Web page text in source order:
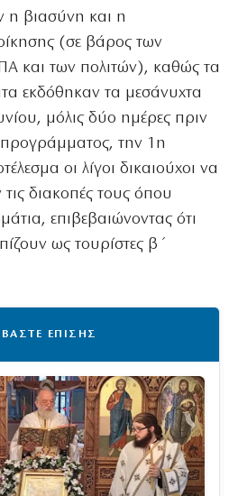
η βιασύνη και η
(σε βάρος των
και των πολιτών), καθώς τα
εκδόθηκαν τα μεσάνυχτα
μόλις δύο ημέρες πριν
την 1η
οι λίγοι δικαιούχοι να
διακοπές τους όπου
επιβεβαιώνοντας ότι
ως τουρίστες β΄
ΕΠΙΣΗΣ